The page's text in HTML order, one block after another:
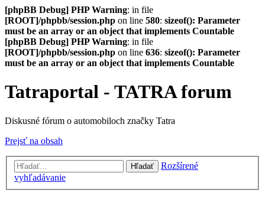
[phpBB Debug] PHP Warning: in file
[ROOT]/phpbb/session.php on line 580: sizeof(): Parameter
must be an array or an object that implements Countable
[phpBB Debug] PHP Warning: in file
[ROOT]/phpbb/session.php on line 636: sizeof(): Parameter
must be an array or an object that implements Countable
Tatraportal - TATRA forum
Diskusné fórum o automobiloch značky Tatra
Prejsť na obsah
Hľadať
Rozšírené
vyhľadávanie